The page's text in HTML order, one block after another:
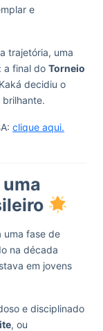
e
trajetória, uma
a final do Torneio
decidiu o
clique aqui.
uma fase de
na década
em jovens
e disciplinado
, ou